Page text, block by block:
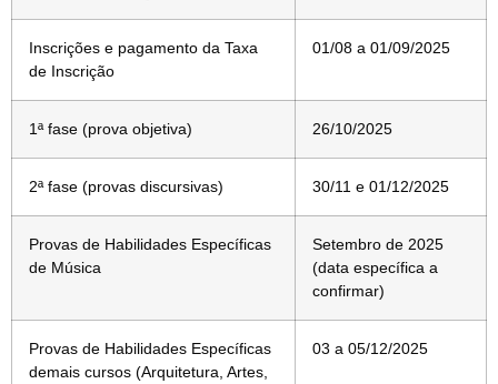
Inscrições e pagamento da Taxa
de Inscrição
01/08 a 01/09/2025
1ª fase (prova objetiva) 26/10/2025
2ª fase (provas discursivas) 30/11 e 01/12/2025
Provas de Habilidades Específicas
de Música
Setembro de 2025
(data específica a
confirmar)
Provas de Habilidades Específicas
demais cursos (Arquitetura, Artes,
03 a 05/12/2025